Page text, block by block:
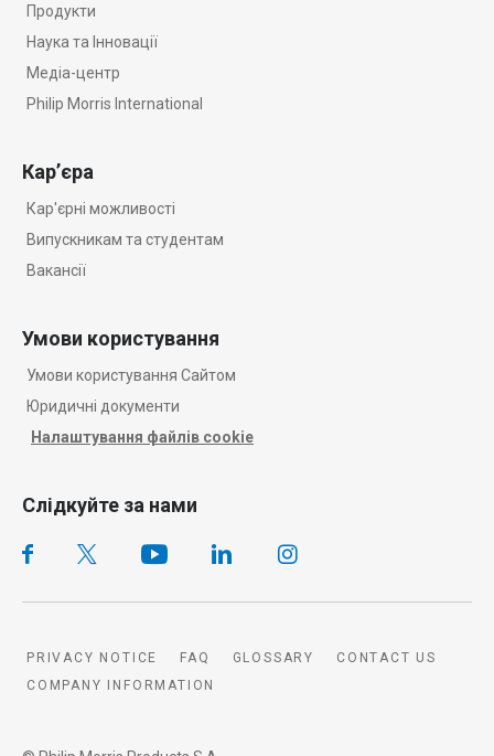
Продукти
Наука та Iнновації
Медіа-центр
Philip Morris International
Кар’єра
Кар'єрні можливості
Випускникам та студентам
Вакансії
Умови користування
Умови користування Сайтом
Юридичні документи
Налаштування файлів cookie
Слідкуйте за нами
PRIVACY NOTICE FAQ GLOSSARY
CONTACT US
COMPANY INFORMATION